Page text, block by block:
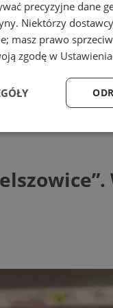
W
precyzyjne dane
Niektórzy
masz prawo
zgodę w
Wydajność
niezbędnych plików
Provider/
Domena